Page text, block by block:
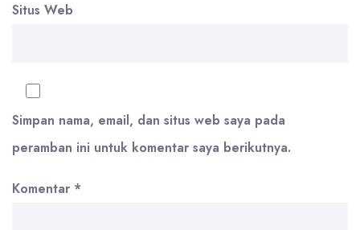
Situs Web
Simpan nama, email, dan situs web saya pada
peramban ini untuk komentar saya berikutnya.
Komentar *